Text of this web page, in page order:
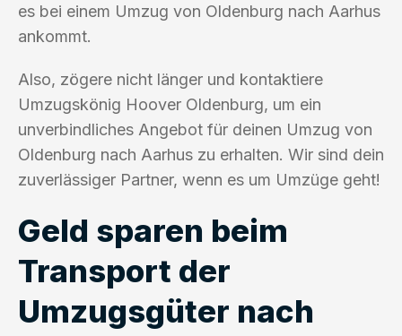
es bei einem Umzug von Oldenburg nach Aarhus
ankommt.
Also, zögere nicht länger und kontaktiere
Umzugskönig Hoover Oldenburg, um ein
unverbindliches Angebot für deinen Umzug von
Oldenburg nach Aarhus zu erhalten. Wir sind dein
zuverlässiger Partner, wenn es um Umzüge geht!
Geld sparen beim
Transport der
Umzugsgüter nach